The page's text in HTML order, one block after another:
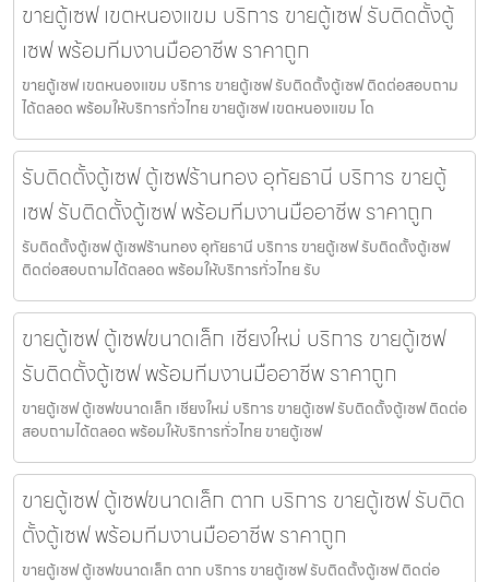
ขายตู้เซฟ เขตหนองแขม บริการ ขายตู้เซฟ รับติดตั้งตู้
เซฟ พร้อมทีมงานมืออาชีพ ราคาถูก
ขายตู้เซฟ เขตหนองแขม บริการ ขายตู้เซฟ รับติดตั้งตู้เซฟ ติดต่อสอบถาม
ได้ตลอด พร้อมให้บริการทั่วไทย ขายตู้เซฟ เขตหนองแขม โด
รับติดตั้งตู้เซฟ ตู้เซฟร้านทอง อุทัยธานี บริการ ขายตู้
เซฟ รับติดตั้งตู้เซฟ พร้อมทีมงานมืออาชีพ ราคาถูก
รับติดตั้งตู้เซฟ ตู้เซฟร้านทอง อุทัยธานี บริการ ขายตู้เซฟ รับติดตั้งตู้เซฟ
ติดต่อสอบถามได้ตลอด พร้อมให้บริการทั่วไทย รับ
ขายตู้เซฟ ตู้เซฟขนาดเล็ก เชียงใหม่ บริการ ขายตู้เซฟ
รับติดตั้งตู้เซฟ พร้อมทีมงานมืออาชีพ ราคาถูก
ขายตู้เซฟ ตู้เซฟขนาดเล็ก เชียงใหม่ บริการ ขายตู้เซฟ รับติดตั้งตู้เซฟ ติดต่อ
สอบถามได้ตลอด พร้อมให้บริการทั่วไทย ขายตู้เซฟ
ขายตู้เซฟ ตู้เซฟขนาดเล็ก ตาก บริการ ขายตู้เซฟ รับติด
ตั้งตู้เซฟ พร้อมทีมงานมืออาชีพ ราคาถูก
ขายตู้เซฟ ตู้เซฟขนาดเล็ก ตาก บริการ ขายตู้เซฟ รับติดตั้งตู้เซฟ ติดต่อ